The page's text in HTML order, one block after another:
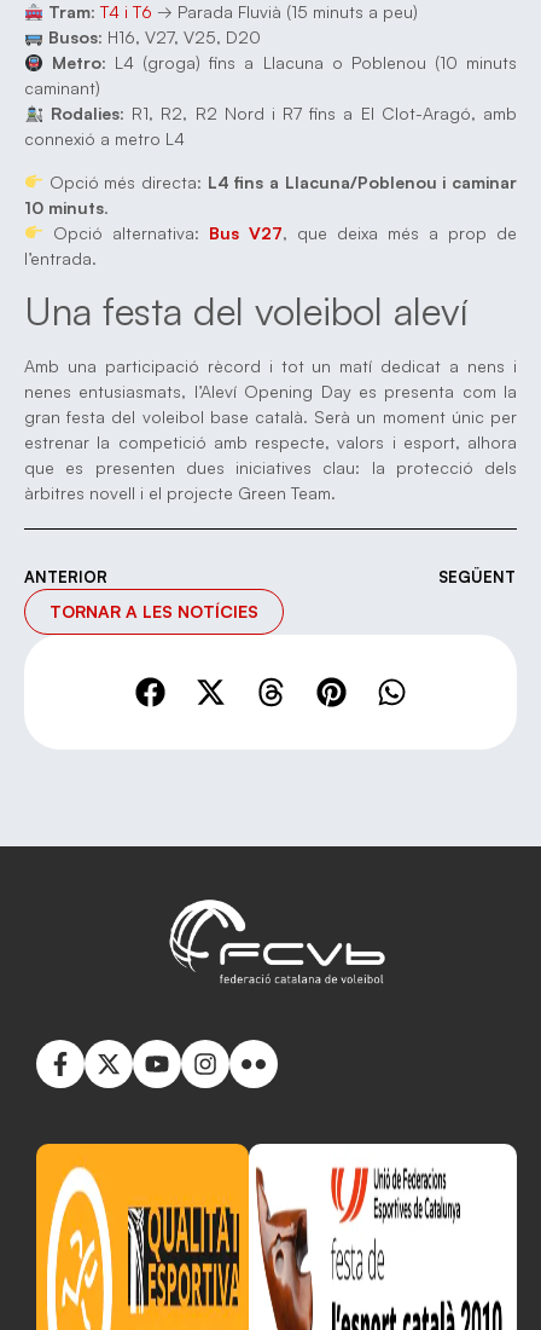
Tram: T4 i T6 → Parada Fluvià (15 minuts a peu)
Busos: H16, V27, V25, D20
Metro: L4 (groga) fins a Llacuna o Poblenou (10 minuts
caminant)
Rodalies: R1, R2, R2 Nord i R7 fins a El Clot-Aragó, amb
connexió a metro L4
Opció més directa: L4 fins a Llacuna/Poblenou i caminar
10 minuts.
Opció alternativa: Bus V27, que deixa més a prop de
l’entrada.
Una festa del voleibol aleví
Amb una participació rècord i tot un matí dedicat a nens i
nenes entusiasmats, l’Aleví Opening Day es presenta com la
gran festa del voleibol base català. Serà un moment únic per
estrenar la competició amb respecte, valors i esport, alhora
que es presenten dues iniciatives clau: la protecció dels
àrbitres novell i el projecte Green Team.
ANTERIOR SEGÜENT
TORNAR A LES NOTÍCIES